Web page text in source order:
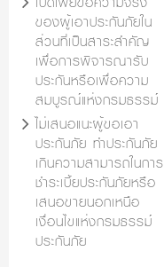
ของผู้เอาประกันภัยใน
ส่วนที่เป็นสาระสำคัญ
เพื่อการพิจารณารับ
ประกันหรือเพื่อความ
สมบูรณ์แห่งกรมธรรม์
ไม่เสนอแนะผู้ขอเอา
ประกันภัย ทำประกันภัย
เกินความสามารถในการ
ชำระเบี้ยประกันภัยหรือ
เสนอขายนอกเหนือ
เงื่อนไขแห่งกรมธรรม์
ประกันภัย